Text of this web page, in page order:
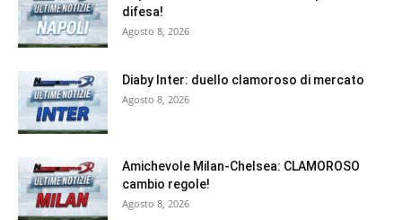
difesa!
Agosto 8, 2026
Diaby Inter: duello clamoroso di mercato
Agosto 8, 2026
Amichevole Milan-Chelsea: CLAMOROSO
cambio regole!
Agosto 8, 2026